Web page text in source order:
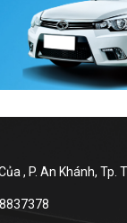
, P. An Khánh, Tp.